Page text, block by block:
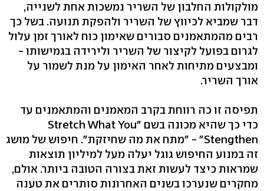
מולקולות החלבון של השריר נמשכות אחת לשנייה,
דבר שמביא לכיווץ של השריר ולהפקת תנועה. בשל כך
רבים מהמתאמנים סבורים שאימון כוח לאורך זמן עלול
לגרום בפועל לקיצור של השריר ולירידה בגמישותו -
ומבצעים מתיחות לאחר האימון על מנת לשמור על
אורך השריר.
תפיסה זו כה רווחת בקרב המאמנים והמתאמנים עד
כדי כך שהיא מכונה בשם "Stretch What You
Stengthen" - "מתח את מה שחיזקת". חיפוש של מושג
זה במנוע החיפוש גוגל יעלה מעל למיליון תוצאות
שמראות כיצד לעשות זאת בצורה הטובה ביותר. אולם,
מחקרים שנערכו בשנים האחרונות סותרים את טענה